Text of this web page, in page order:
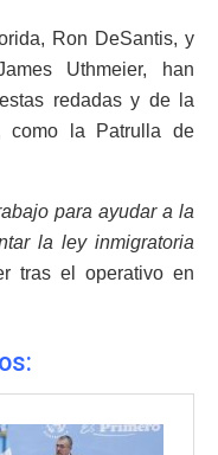
Ron DeSantis, y
Uthmeier, han
redadas y de la
como la Patrulla de
para ayudar a la
la ley inmigratoria
tras el operativo en